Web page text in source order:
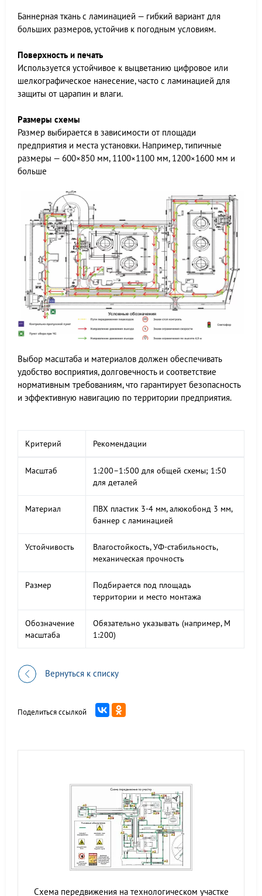
Баннерная ткань с ламинацией — гибкий вариант для
больших размеров, устойчив к погодным условиям.
Поверхность и печать
Используется устойчивое к выцветанию цифровое или
шелкографическое нанесение, часто с ламинацией для
защиты от царапин и влаги.
Размеры схемы
Размер выбирается в зависимости от площади
предприятия и места установки. Например, типичные
размеры — 600×850 мм, 1100×1100 мм, 1200×1600 мм и
больше
Выбор масштаба и материалов должен обеспечивать
удобство восприятия, долговечность и соответствие
нормативным требованиям, что гарантирует безопасность
и эффективную навигацию по территории предприятия.
Критерий Рекомендации
Масштаб
1:200–1:500 для общей схемы; 1:50
для деталей
Материал
ПВХ пластик 3-4 мм, алюкобонд 3 мм,
баннер с ламинацией
Устойчивость
Влагостойкость, УФ-стабильность,
механическая прочность
Размер
Подбирается под площадь
территории и место монтажа
Обозначение
масштаба
Обязательно указывать (например, М
1:200)
Вернуться к списку
Поделиться ссылкой
Схема передвижения на технологическом участке